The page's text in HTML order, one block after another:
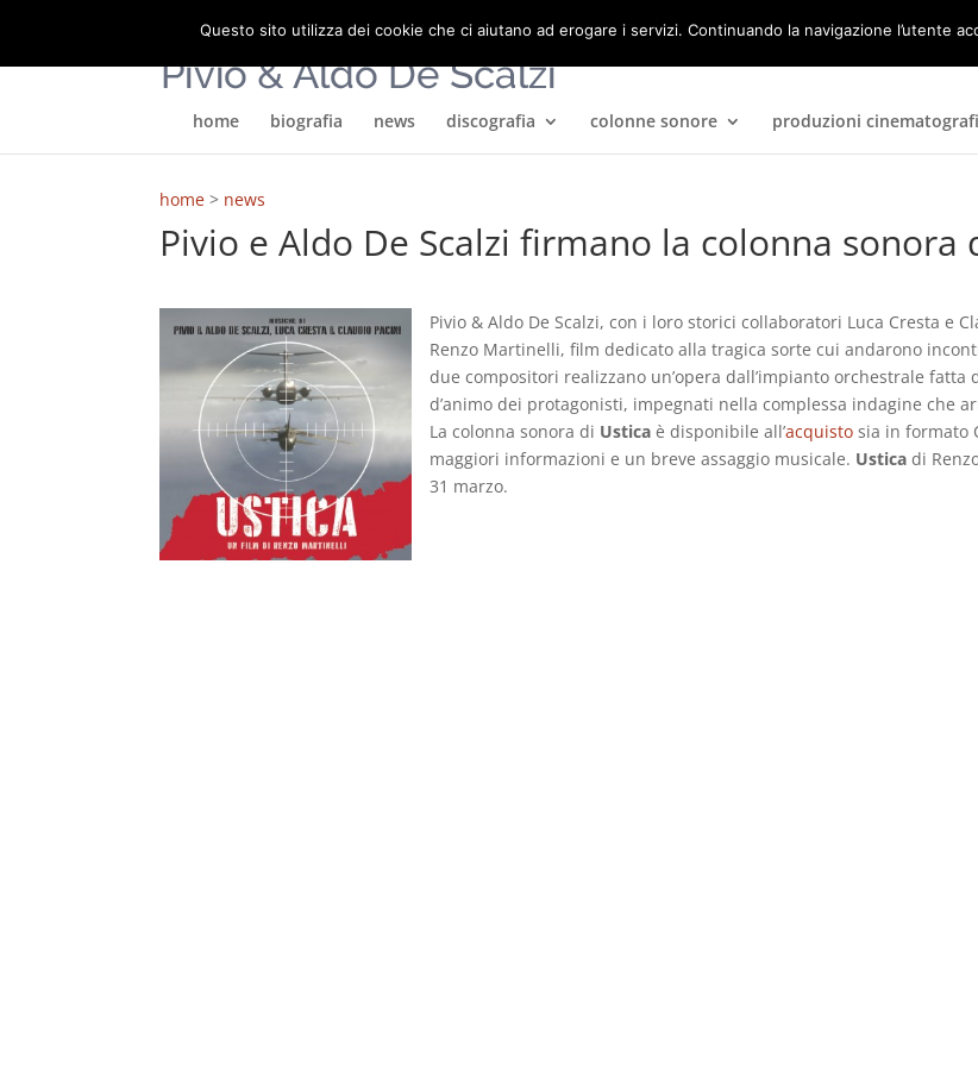
home biografia news discografia colonne sonore produzioni
home > news
Pivio e Aldo De Scalzi firmano la colonna sonora
Pivio & Aldo De Scalzi, con i loro storici collaboratori Luca Cresta e
Renzo Martinelli, film dedicato alla tragica sorte cui andarono
due compositori realizzano un’opera dall’impianto orchestrale
d’animo dei protagonisti, impegnati nella complessa indagine che
La colonna sonora di Ustica è disponibile all’acquisto sia in formato
maggiori informazioni e un breve assaggio musicale. Ustica di
31 marzo.
Questo sito utilizza dei cookie che ci aiutano ad erogare i servizi. Continuando la navigazione l’utente